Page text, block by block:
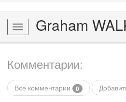
Toggle
navigation
Graham
Комментарии:
Все комментарии 0